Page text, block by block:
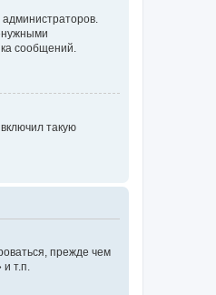
сообщений.
такую
прежде чем
т.п.